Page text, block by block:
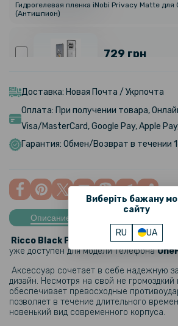
Виберіть бажану
сайту
RU UA
Гидрогелевая пленка iNobi Privacy Matte для
(Антишпион)
729 грн
159 грн
199 грн
Противоударная гидрогелевая пленка
239 грн
299 грн
Гидрогелевая пленка iNobi Matte для
199 грн
Противоударная гидрогелевая пленка
на заднюю панель, Transparent
Доставка: Новая Почта / Укрпочта
Оплата: При получении товара,
Visa/MasterCard, Google Pay, Apple
Гарантия: Обмен/Возврат в течении
Описание
Ricco Black Panther Armor- это
уже доступен для модели телефона
Аксессуар сочетает в себе надежную
дизайн. Несмотря на свой не громоздкий
обеспечивает превосходные
позволяет в течение длительного
новенький вид современного корпуса.